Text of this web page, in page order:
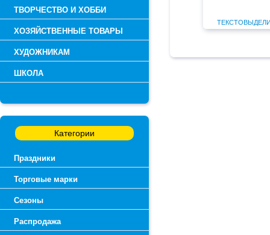
ТВОРЧЕСТВО И ХОББИ
ХОЗЯЙСТВЕННЫЕ ТОВАРЫ
ХУДОЖНИКАМ
ШКОЛА
Категории
Праздники
Торговые марки
Сезоны
Распродажа